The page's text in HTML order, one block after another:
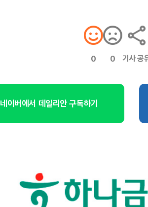
0 0 기사 공
네이버에서 데일리안 구독하기